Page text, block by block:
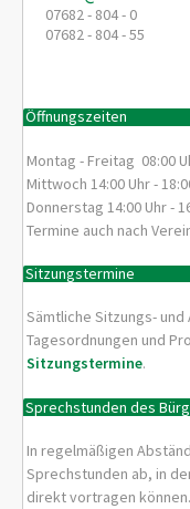
07682 - 804 - 0
07682 - 804 - 55
Öffnungszeiten
Montag - Freitag 08:00
Mittwoch 14:00 Uhr -
Donnerstag 14:00 Uhr -
Termine auch nach
Sitzungstermine
Sämtliche Sitzungs-
Tagesordnungen und
Sitzungstermine.
Sprechstunden des
In regelmäßigen
Sprechstunden ab, in
direkt vortragen können.